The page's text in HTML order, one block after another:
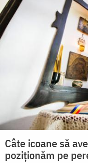
Câte icoane să
poziționăm pe